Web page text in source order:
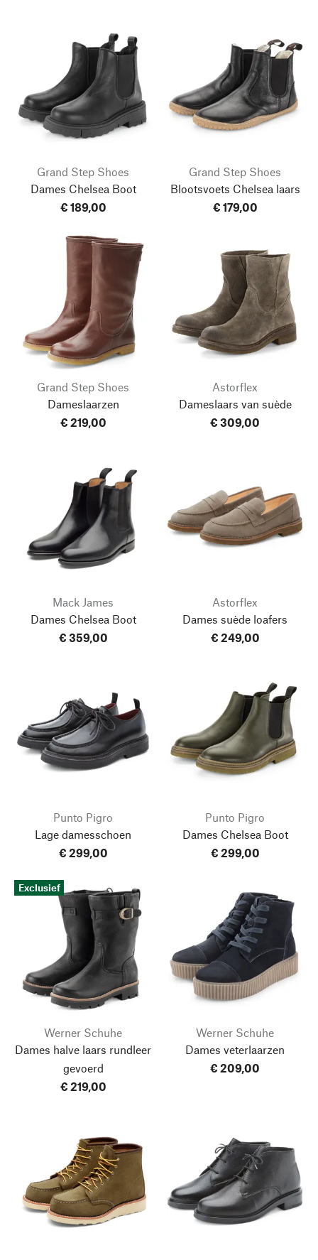
Grand Step Shoes
Dames Chelsea Boot
€ 189,00
Grand Step Shoes
Blootsvoets Chelsea laars
€ 179,00
Grand Step Shoes
Dameslaarzen
€ 219,00
Astorflex
Dameslaars van suède
€ 309,00
Mack James
Dames Chelsea Boot
€ 359,00
Astorflex
Dames suède loafers
€ 249,00
Punto Pigro
Lage damesschoen
€ 299,00
Punto Pigro
Dames Chelsea Boot
€ 299,00
Exclusief
Werner Schuhe
Dames halve laars rundleer
gevoerd
€ 219,00
Werner Schuhe
Dames veterlaarzen
€ 209,00